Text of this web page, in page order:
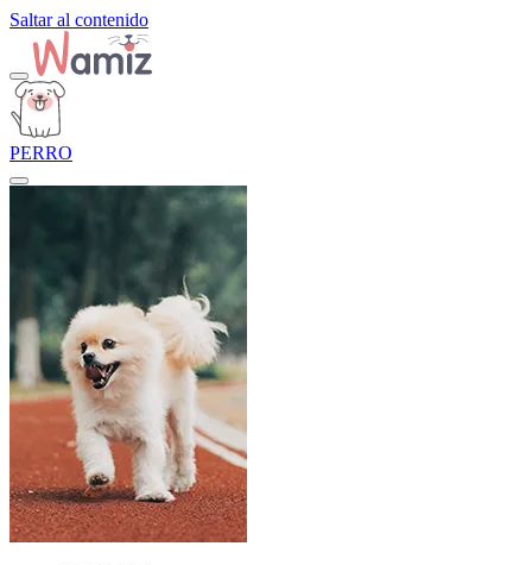
Saltar al contenido
PERRO